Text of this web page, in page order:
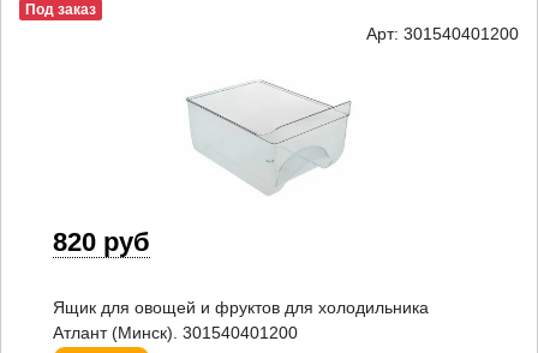
Под заказ
Арт: 301540401200
820 руб
Ящик для овощей и фруктов для холодильника
Атлант (Минск). 301540401200